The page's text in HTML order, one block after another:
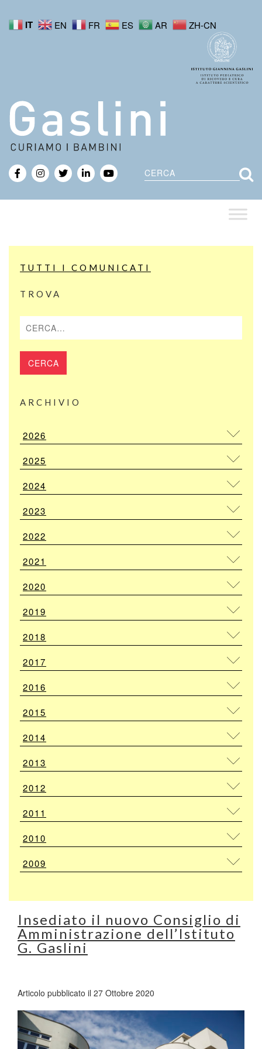
IT EN FR ES AR ZH-CN
Cerca
TUTTI I COMUNICATI
TROVA
ARCHIVIO
2026
2025
2024
2023
2022
2021
2020
2019
2018
2017
2016
2015
2014
2013
2012
2011
2010
2009
Insediato il nuovo Consiglio di
Amministrazione dell’Istituto
G. Gaslini
Articolo pubblicato il 27 Ottobre 2020